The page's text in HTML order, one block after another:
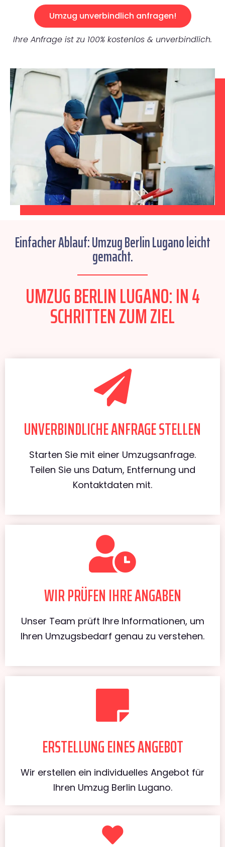
Umzug unverbindlich anfragen!
Ihre Anfrage ist zu 100% kostenlos & unverbindlich.
Einfacher Ablauf: Umzug Berlin Lugano leicht
gemacht.
UMZUG BERLIN LUGANO: IN 4
SCHRITTEN ZUM ZIEL
UNVERBINDLICHE ANFRAGE STELLEN
Starten Sie mit einer Umzugsanfrage.
Teilen Sie uns Datum, Entfernung und
Kontaktdaten mit.
WIR PRÜFEN IHRE ANGABEN
Unser Team prüft Ihre Informationen, um
Ihren Umzugsbedarf genau zu verstehen.
ERSTELLUNG EINES ANGEBOT
Wir erstellen ein individuelles Angebot für
Ihren Umzug Berlin Lugano.